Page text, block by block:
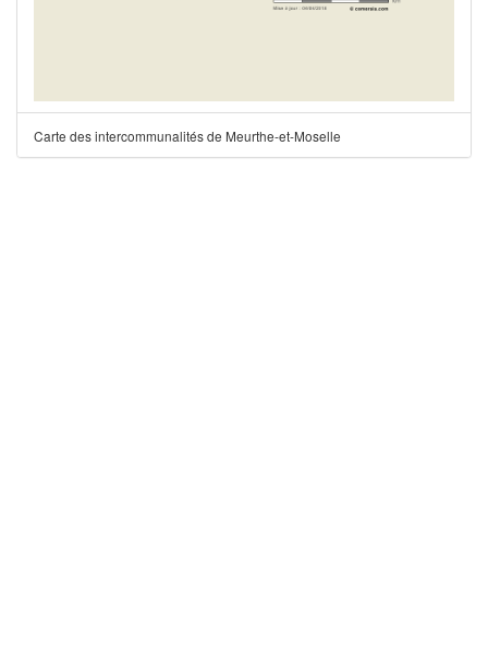
Carte des intercommunalités de Meurthe-et-Moselle